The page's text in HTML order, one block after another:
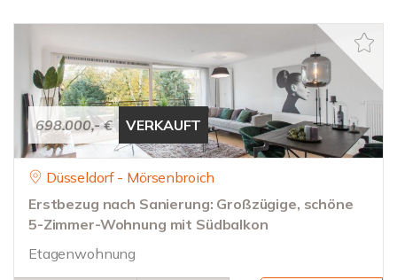
698.000,- € VERKAUFT
Düsseldorf - Mörsenbroich
Erstbezug nach Sanierung: Großzügige, schöne
5-Zimmer-Wohnung mit Südbalkon
Etagenwohnung